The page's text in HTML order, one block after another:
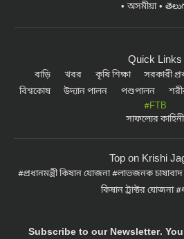
অসমীয়া
Quick Links
বাড়ি খবর কৃষি শিক্ষা সরকারী
বিশ্বকোষ
উদ্যান পালন পশুপালন
#FTB
সাফল্যের কাহিনী
Top on Krishi
প্রধানমন্ত্রী কিষান যোজনা লাভজনক চাষাবাদ
কিষান ট্রাক্টর যোজনা
Subscribe to our Newsletter.